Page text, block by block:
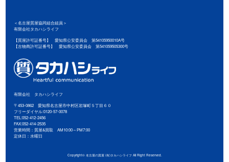
＜名古屋質屋協同組合組員＞
有限会社タカハシライフ
【質屋許可証番号】 愛知県公安委員会 第54105950010A号
【古物商許可証番号】 愛知県公安委員会 第541059505300号
有限会社 タカハシライフ
〒453-0862 愛知県名古屋市中村区岩塚町５丁目６０
フリーダイヤル:0120-57-0078
TEL:052-412-2456
FAX:052-414-2535
営業時間：質屋&買取 AM10:00～PM7:00
定休日：水曜日
Copyright© 名古屋の質屋 (有)タカハシライフ All Right Reserved.